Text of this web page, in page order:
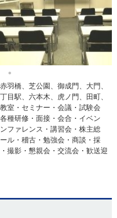
羽橋、芝公園、御成門、大門、
目駅、六本木、虎ノ門、田町、
室・セミナー・会議・試験会
種研修・面接・会合・イベン
ファレンス・講習会・株主総
ル・稽古・勉強会・商談・採
撮影・懇親会・交流会・歓送迎